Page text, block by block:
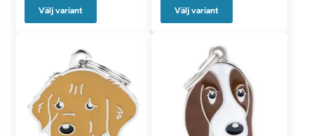
Välj variant Välj variant